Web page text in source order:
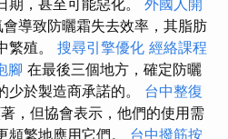
期，甚至可能惡化。 外國人開
導致防曬霜失去效率，其脂肪
繁殖。 搜尋引擎優化 經絡課程
腳 在最後三個地方，確定防曬
少於製造商承諾的。 台中整復
，但協會表示，他們的使用需
頻繁地應用它們。 台中撥筋按